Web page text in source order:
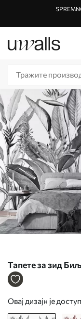
Тапете за зид
боја бр. u96833
Овај дизајн је